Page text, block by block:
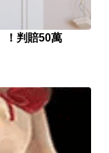
！判賠50萬